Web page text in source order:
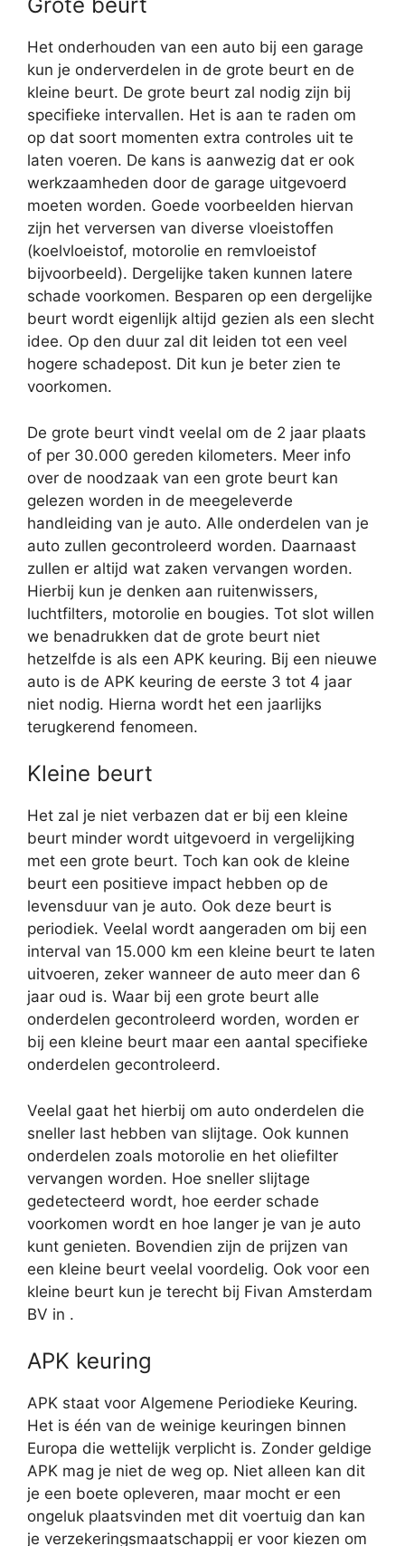
Het onderhouden van een auto bij een garage
kun je onderverdelen in de grote beurt en de
kleine beurt. De grote beurt zal nodig zijn bij
specifieke intervallen. Het is aan te raden om
op dat soort momenten extra controles uit te
laten voeren. De kans is aanwezig dat er ook
werkzaamheden door de garage uitgevoerd
moeten worden. Goede voorbeelden hiervan
zijn het verversen van diverse vloeistoffen
(koelvloeistof, motorolie en remvloeistof
bijvoorbeeld). Dergelijke taken kunnen latere
schade voorkomen. Besparen op een dergelijke
beurt wordt eigenlijk altijd gezien als een slecht
idee. Op den duur zal dit leiden tot een veel
hogere schadepost. Dit kun je beter zien te
voorkomen.
De grote beurt vindt veelal om de 2 jaar plaats
of per 30.000 gereden kilometers. Meer info
over de noodzaak van een grote beurt kan
gelezen worden in de meegeleverde
handleiding van je auto. Alle onderdelen van je
auto zullen gecontroleerd worden. Daarnaast
zullen er altijd wat zaken vervangen worden.
Hierbij kun je denken aan ruitenwissers,
luchtfilters, motorolie en bougies. Tot slot willen
we benadrukken dat de grote beurt niet
hetzelfde is als een APK keuring. Bij een nieuwe
auto is de APK keuring de eerste 3 tot 4 jaar
niet nodig. Hierna wordt het een jaarlijks
terugkerend fenomeen.
Kleine beurt
Het zal je niet verbazen dat er bij een kleine
beurt minder wordt uitgevoerd in vergelijking
met een grote beurt. Toch kan ook de kleine
beurt een positieve impact hebben op de
levensduur van je auto. Ook deze beurt is
periodiek. Veelal wordt aangeraden om bij een
interval van 15.000 km een kleine beurt te laten
uitvoeren, zeker wanneer de auto meer dan 6
jaar oud is. Waar bij een grote beurt alle
onderdelen gecontroleerd worden, worden er
bij een kleine beurt maar een aantal specifieke
onderdelen gecontroleerd.
Veelal gaat het hierbij om auto onderdelen die
sneller last hebben van slijtage. Ook kunnen
onderdelen zoals motorolie en het oliefilter
vervangen worden. Hoe sneller slijtage
gedetecteerd wordt, hoe eerder schade
voorkomen wordt en hoe langer je van je auto
kunt genieten. Bovendien zijn de prijzen van
een kleine beurt veelal voordelig. Ook voor een
kleine beurt kun je terecht bij Fivan Amsterdam
BV in .
APK keuring
APK staat voor Algemene Periodieke Keuring.
Het is één van de weinige keuringen binnen
Europa die wettelijk verplicht is. Zonder geldige
APK mag je niet de weg op. Niet alleen kan dit
je een boete opleveren, maar mocht er een
ongeluk plaatsvinden met dit voertuig dan kan
je verzekeringsmaatschappij er voor kiezen om